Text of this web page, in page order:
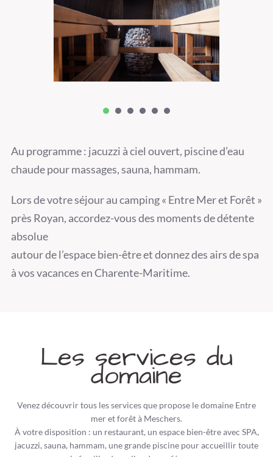
Au programme : jacuzzi à ciel ouvert, piscine d’eau
chaude pour massages, sauna, hammam.
Lors de votre séjour au camping « Entre Mer et Forêt »
près Royan, accordez-vous des moments de détente
absolue
autour de l’espace bien-être et donnez des airs de spa
à vos vacances en Charente-Maritime.
Les services du
domaine
Venez découvrir tous les services que propose le domaine Entre
mer et forêt à Meschers.
À votre disposition : un restaurant, un espace bien-être avec SPA,
jacuzzi, sauna, hammam, une grande piscine pour accueillir toute